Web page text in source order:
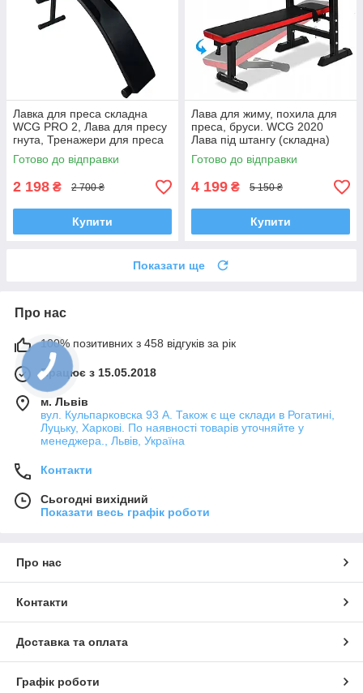
Лавка для преса складна
WCG PRO 2, Лава для пресу
гнута, Тренажери для преса
Готово до відправки
2 198 ₴ 2 700 ₴
Купити
Лава для жиму, похила для
преса, бруси. WCG 2020
Лава під штангу (складна)
Готово до відправки
4 199 ₴ 5 150 ₴
Купити
Показати ще
Про нас
100% позитивних з 458 відгуків за рік
Працює з 15.05.2018
м. Львів
вул. Кульпарковска 93 А. Також є ще склади в Рогатині,
Луцьку, Харкові. По наявності товарів уточняйте у
менеджера., Львів, Україна
Контакти
Сьогодні вихідний
Показати весь графік роботи
Про нас
Контакти
Доставка та оплата
Графік роботи